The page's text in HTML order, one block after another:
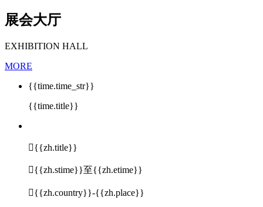
展会大厅
EXHIBITION HALL
MORE
{{time.time_str}}
{{time.title}}
{{zh.title}}
{{zh.stime}}至{{zh.etime}}
{{zh.country}}-{{zh.place}}